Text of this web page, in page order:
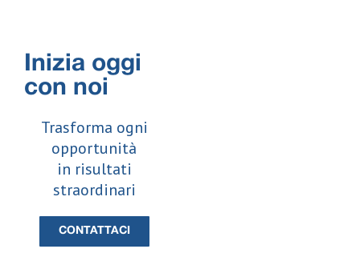
Inizia oggi
con noi
Trasforma ogni
opportunità
in risultati
straordinari
CONTATTACI